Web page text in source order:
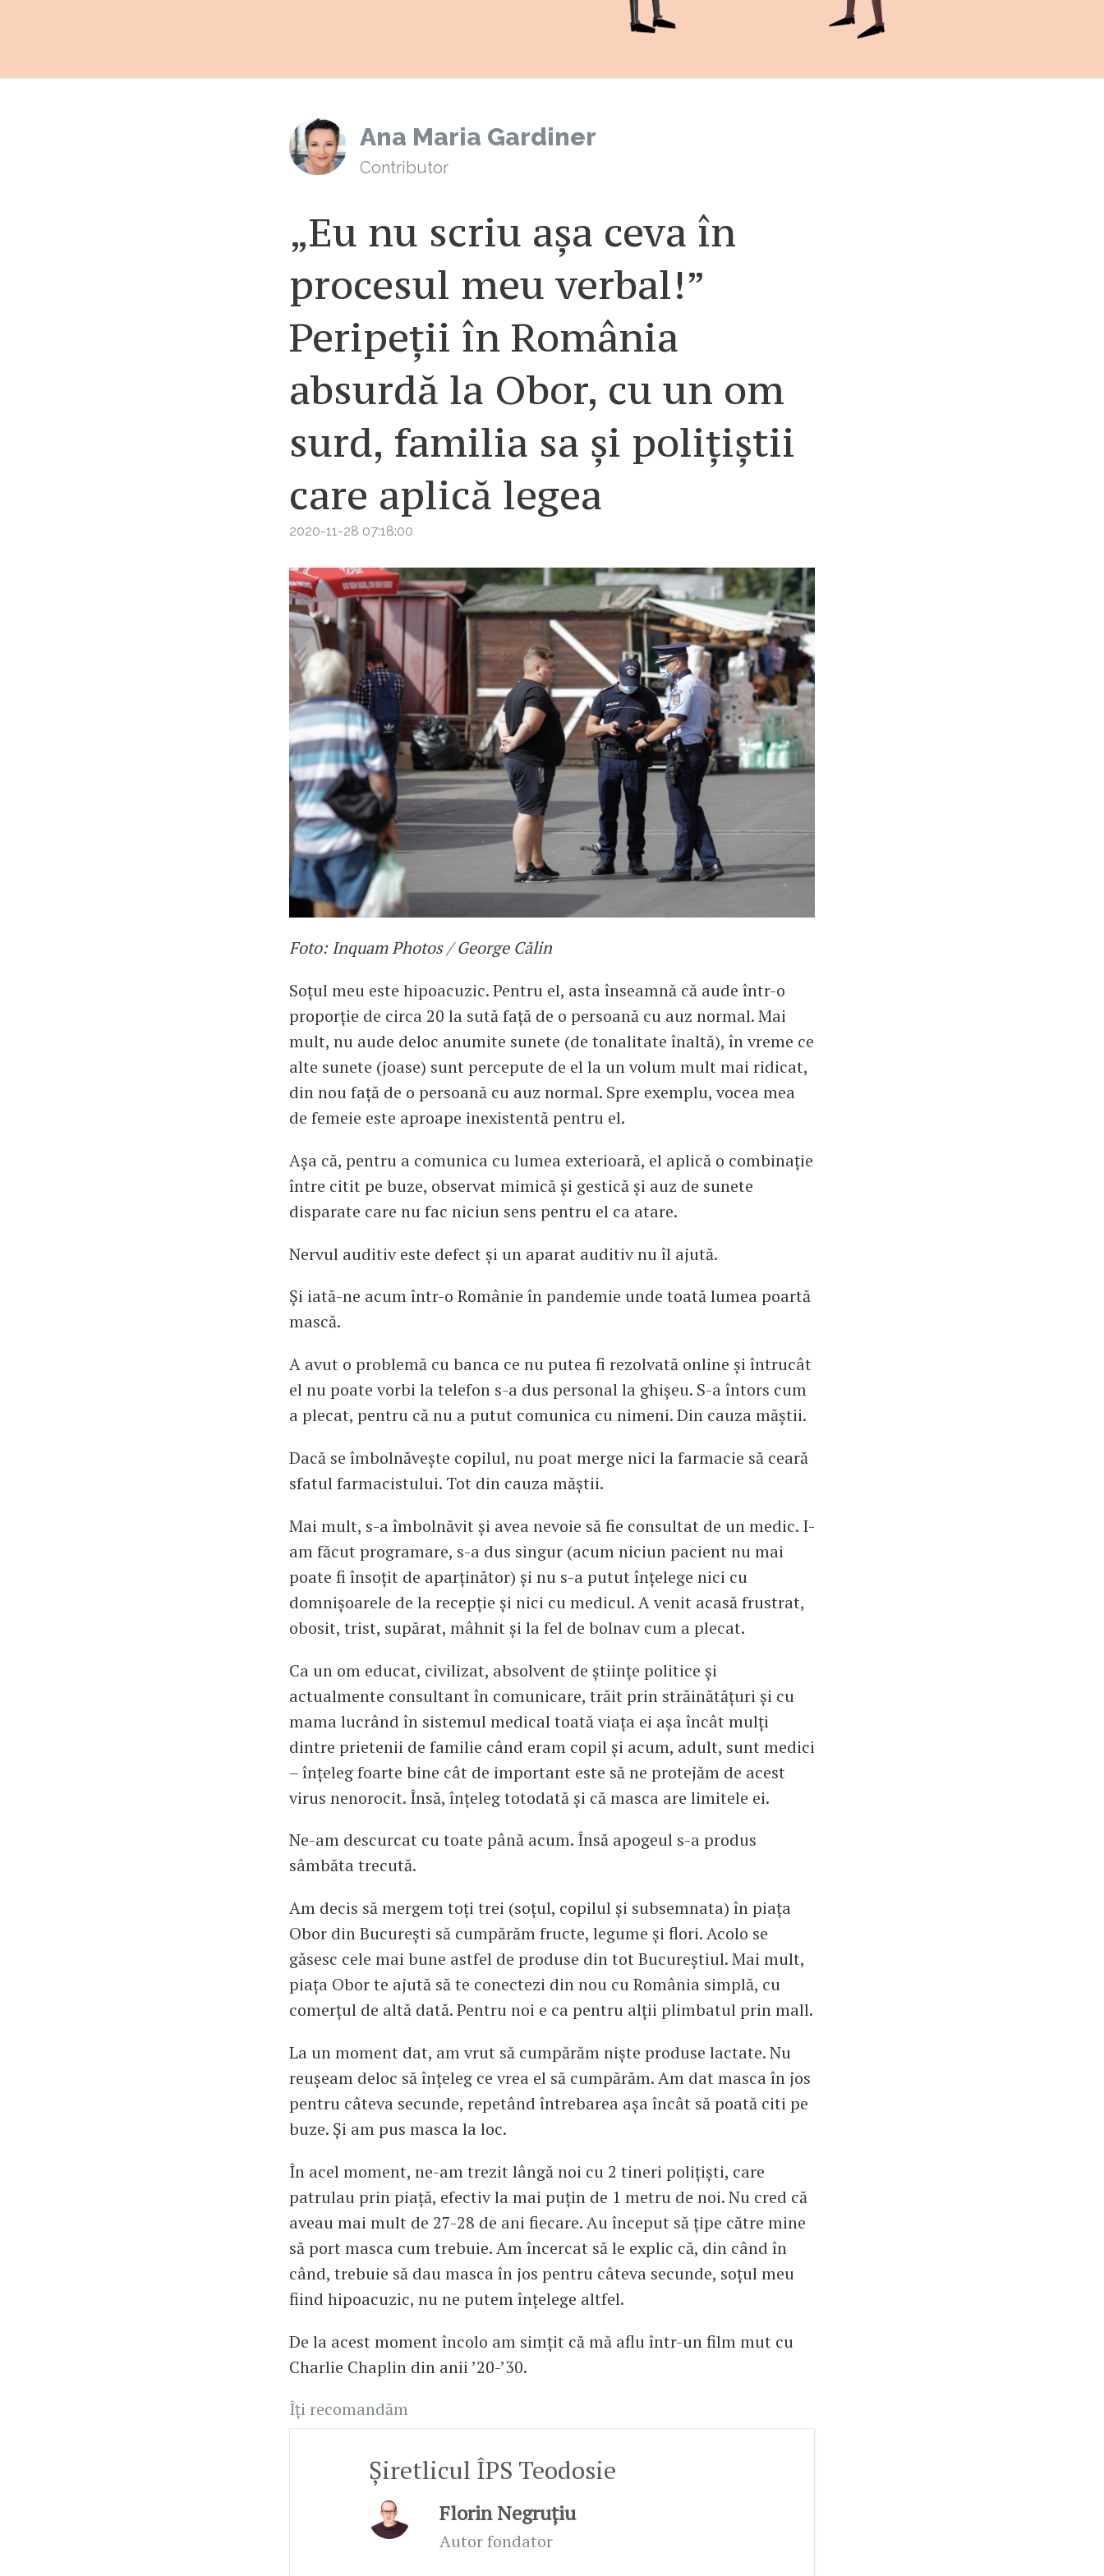
Ana Maria Gardiner
Contributor
„Eu nu scriu așa ceva în
procesul meu verbal!”
Peripeții în România
absurdă la Obor, cu un om
surd, familia sa și polițiștii
care aplică legea
2020-11-28 07:18:00
Foto: Inquam Photos / George Călin
Soțul meu este hipoacuzic. Pentru el, asta înseamnă că aude într-o
proporție de circa 20 la sută față de o persoană cu auz normal. Mai
mult, nu aude deloc anumite sunete (de tonalitate înaltă), în vreme ce
alte sunete (joase) sunt percepute de el la un volum mult mai ridicat,
din nou față de o persoană cu auz normal. Spre exemplu, vocea mea
de femeie este aproape inexistentă pentru el.
Așa că, pentru a comunica cu lumea exterioară, el aplică o combinație
între citit pe buze, observat mimică și gestică și auz de sunete
disparate care nu fac niciun sens pentru el ca atare.
Nervul auditiv este defect și un aparat auditiv nu îl ajută.
Și iată-ne acum într-o Românie în pandemie unde toată lumea poartă
mască.
A avut o problemă cu banca ce nu putea fi rezolvată online și întrucât
el nu poate vorbi la telefon s-a dus personal la ghișeu. S-a întors cum
a plecat, pentru că nu a putut comunica cu nimeni. Din cauza măștii.
Dacă se îmbolnăvește copilul, nu poat merge nici la farmacie să ceară
sfatul farmacistului. Tot din cauza măștii.
Mai mult, s-a îmbolnăvit și avea nevoie să fie consultat de un medic. I-
am făcut programare, s-a dus singur (acum niciun pacient nu mai
poate fi însoțit de aparținător) și nu s-a putut înțelege nici cu
domnișoarele de la recepție și nici cu medicul. A venit acasă frustrat,
obosit, trist, supărat, mâhnit și la fel de bolnav cum a plecat.
Ca un om educat, civilizat, absolvent de științe politice și
actualmente consultant în comunicare, trăit prin străinătățuri și cu
mama lucrând în sistemul medical toată viața ei așa încât mulți
dintre prietenii de familie când eram copil și acum, adult, sunt medici
– înțeleg foarte bine cât de important este să ne protejăm de acest
virus nenorocit. Însă, înțeleg totodată și că masca are limitele ei.
Ne-am descurcat cu toate până acum. Însă apogeul s-a produs
sâmbăta trecută.
Am decis să mergem toți trei (soțul, copilul și subsemnata) în piața
Obor din București să cumpărăm fructe, legume și flori. Acolo se
găsesc cele mai bune astfel de produse din tot Bucureștiul. Mai mult,
piața Obor te ajută să te conectezi din nou cu România simplă, cu
comerțul de altă dată. Pentru noi e ca pentru alții plimbatul prin mall.
La un moment dat, am vrut să cumpărăm niște produse lactate. Nu
reușeam deloc să înțeleg ce vrea el să cumpărăm. Am dat masca în jos
pentru câteva secunde, repetând întrebarea așa încât să poată citi pe
buze. Și am pus masca la loc.
În acel moment, ne-am trezit lângă noi cu 2 tineri polițiști, care
patrulau prin piață, efectiv la mai puțin de 1 metru de noi. Nu cred că
aveau mai mult de 27-28 de ani fiecare. Au început să țipe către mine
să port masca cum trebuie. Am încercat să le explic că, din când în
când, trebuie să dau masca în jos pentru câteva secunde, soțul meu
fiind hipoacuzic, nu ne putem înțelege altfel.
De la acest moment încolo am simțit că mă aflu într-un film mut cu
Charlie Chaplin din anii ’20-’30.
Îți recomandăm
Șiretlicul ÎPS Teodosie
Florin Negruțiu
Autor fondator